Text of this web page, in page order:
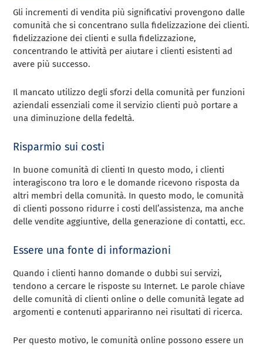
Gli incrementi di vendita più significativi provengono dalle
comunità che si concentrano sulla fidelizzazione dei clienti.
fidelizzazione dei clienti e sulla fidelizzazione,
concentrando le attività per aiutare i clienti esistenti ad
avere più successo.
Il mancato utilizzo degli sforzi della comunità per funzioni
aziendali essenziali come il servizio clienti può portare a
una diminuzione della fedeltà.
Risparmio sui costi
In buone comunità di clienti In questo modo, i clienti
interagiscono tra loro e le domande ricevono risposta da
altri membri della comunità. In questo modo, le comunità
di clienti possono ridurre i costi dell’assistenza, ma anche
delle vendite aggiuntive, della generazione di contatti, ecc.
Essere una fonte di informazioni
Quando i clienti hanno domande o dubbi sui servizi,
tendono a cercare le risposte su Internet. Le parole chiave
delle comunità di clienti online o delle comunità legate ad
argomenti e contenuti appariranno nei risultati di ricerca.
Per questo motivo, le comunità online possono essere un